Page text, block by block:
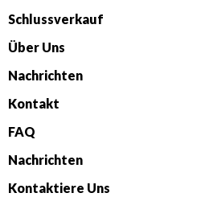
Schlussverkauf
Über Uns
Nachrichten
Kontakt
FAQ
Nachrichten
Kontaktiere Uns